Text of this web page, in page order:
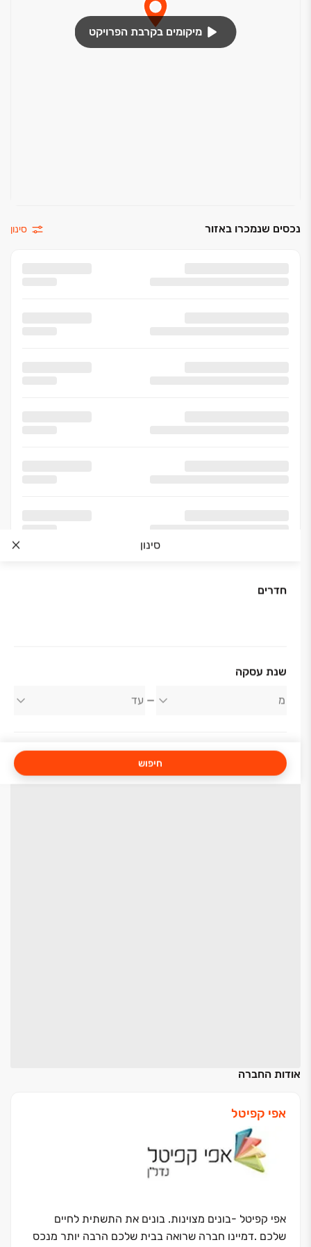
מיקומים בקרבת הפרויקט
נכסים שנמכרו באזור סינון
סינון
חדרים
שנת עסקה
חיפוש
אודות החברה
אפי קפיטל
אפי קפיטל -בונים מצוינות. בונים את התשתית לחיים
שלכם .דמיינו חברה שרואה בבית שלכם הרבה יותר מנכס